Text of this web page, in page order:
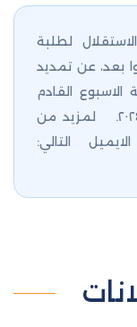
لطلبة
بعد، عن تمديد
الثاني ٢٠٢٣-٢٠٢٤ طيلة الاسبوع القادم
من الاحد ٤-٢-٢٠٢٤ وحتى الاربعاء ٧-٢-٢٠٢٤. لمزيد من
التالي: